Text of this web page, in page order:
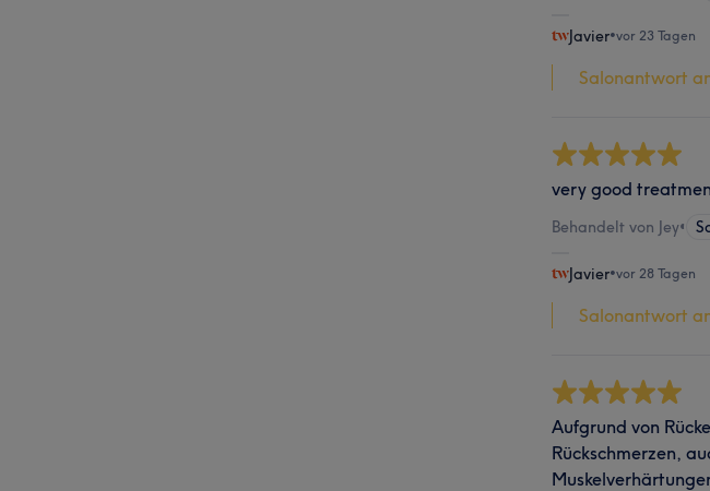
Javier•vor 23 Tagen
Salonantwort
very good
Behandelt von Jey•
Javier•vor 28 Tagen
Salonantwort
Aufgrund von
Rückschmerzen,